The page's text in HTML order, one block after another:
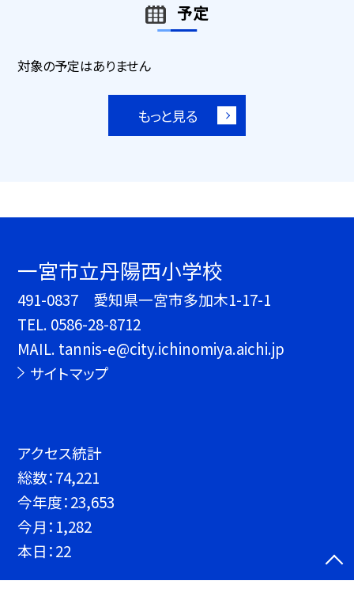
予定
対象の予定はありません
もっと見る
一宮市立丹陽西小学校
491-0837 愛知県一宮市多加木1-17-1
TEL. 0586-28-8712
MAIL. tannis-e@city.ichinomiya.aichi.jp
サイトマップ
アクセス統計
総数：74,221
今年度：23,653
今月： 1,282
本日：22